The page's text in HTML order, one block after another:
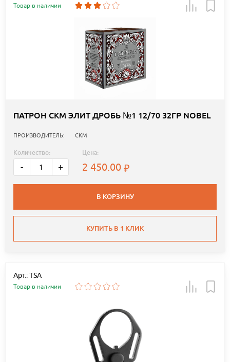
Товар в наличии
ПАТРОН СКМ ЭЛИТ ДРОБЬ №1 12/70 32ГР NOBEL
ПРОИЗВОДИТЕЛЬ: СКМ
Количество:
- +
Цена:
2 450.00
В КОРЗИНУ
КУПИТЬ В 1 КЛИК
Арт.: TSA
Товар в наличии